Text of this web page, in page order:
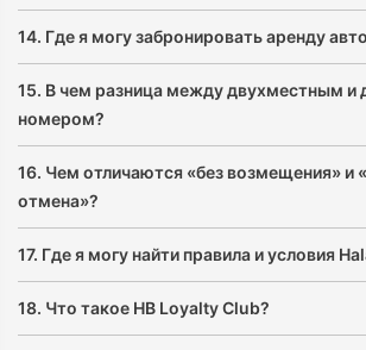
14. Где я могу забронировать аренду
15. В чем разница между двухместным и
номером?
16. Чем отличаются «без возмещения» и
отмена»?
17. Где я могу найти правила и условия
18. Что такое HB Loyalty Club?